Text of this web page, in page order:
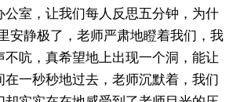
公室，让我们每人反思五分钟，为什
安静极了，老师严肃地瞪着我们，我
不吭，真希望地上出现一个洞，能让
在一秒秒地过去，老师沉默着，我们